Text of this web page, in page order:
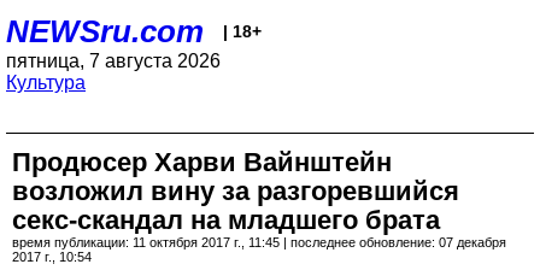
NEWSru.com | 18+
пятница, 7 августа 2026
Культура
Продюсер Харви Вайнштейн
возложил вину за разгоревшийся
секс-скандал на младшего брата
время публикации: 11 октября 2017 г., 11:45 | последнее обновление: 07 декабря
2017 г., 10:54